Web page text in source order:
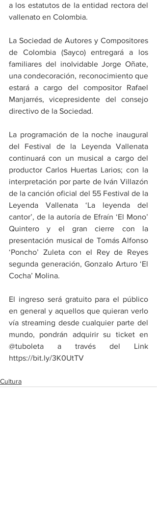
a los estatutos de la entidad rectora del
vallenato en Colombia.
La Sociedad de Autores y Compositores
de Colombia (Sayco) entregará a los
familiares del inolvidable Jorge Oñate,
una condecoración, reconocimiento que
estará a cargo del compositor Rafael
Manjarrés, vicepresidente del consejo
directivo de la Sociedad.
La programación de la noche inaugural
del Festival de la Leyenda Vallenata
continuará con un musical a cargo del
productor Carlos Huertas Larios; con la
interpretación por parte de Iván Villazón
de la canción oficial del 55 Festival de la
Leyenda Vallenata ‘La leyenda del
cantor’, de la autoría de Efraín ‘El Mono’
Quintero y el gran cierre con la
presentación musical de Tomás Alfonso
‘Poncho’ Zuleta con el Rey de Reyes
segunda generación, Gonzalo Arturo ‘El
Cocha’ Molina.
El ingreso será gratuito para el público
en general y aquellos que quieran verlo
vía streaming desde cualquier parte del
mundo, pondrán adquirir su ticket en
@tuboleta a través del Link
https://bit.ly/3K0UtTV
Cultura